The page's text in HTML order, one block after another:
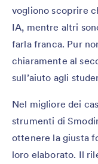
vogliono scoprire
IA, mentre altri
farla franca. Pur
chiaramente al
sull’aiuto agli
Nel migliore dei
strumenti di
ottenere la giusta
loro elaborato. Il